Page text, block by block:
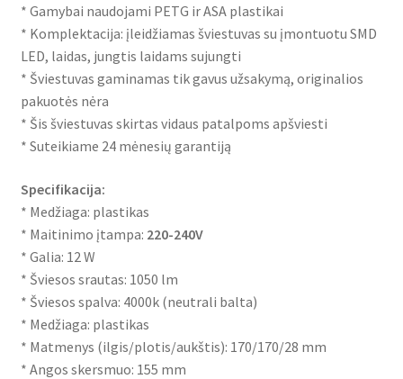
* Gamybai naudojami PETG ir ASA plastikai
* Komplektacija: įleidžiamas šviestuvas su įmontuotu SMD
LED, laidas, jungtis laidams sujungti
* Šviestuvas gaminamas tik gavus užsakymą, originalios
pakuotės nėra
* Šis šviestuvas skirtas vidaus patalpoms apšviesti
* Suteikiame 24 mėnesių garantiją
Specifikacija:
* Medžiaga: plastikas
* Maitinimo įtampa: 220-240V
* Galia: 12 W
* Šviesos srautas: 1050 lm
* Šviesos spalva: 4000k (neutrali balta)
* Medžiaga: plastikas
* Matmenys (ilgis/plotis/aukštis): 170/170/28 mm
* Angos skersmuo: 155 mm